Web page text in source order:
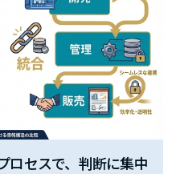
ロセスで、判断に集中